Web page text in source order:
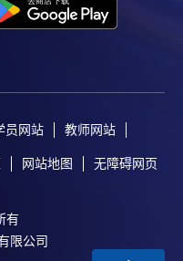
员网站 教师网站
网站地图 无障碍网页
有
限公司